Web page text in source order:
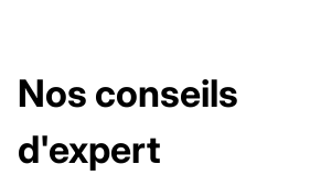
Nos conseils
d'expert